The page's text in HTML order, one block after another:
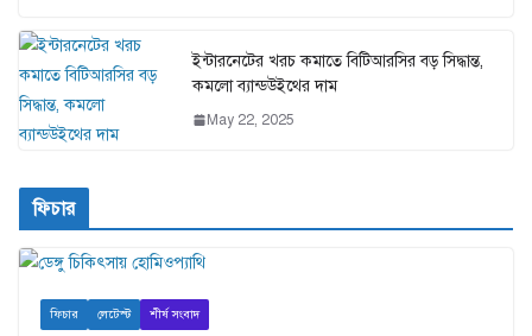
ইন্টারনেটের খরচ কমাতে বিটিআরসির বড় সিদ্ধান্ত,
কমলো ব্যান্ডউইথের দাম
May 22, 2025
ফিচার
ফিচার লেটেস্ট শীর্ষ সংবাদ